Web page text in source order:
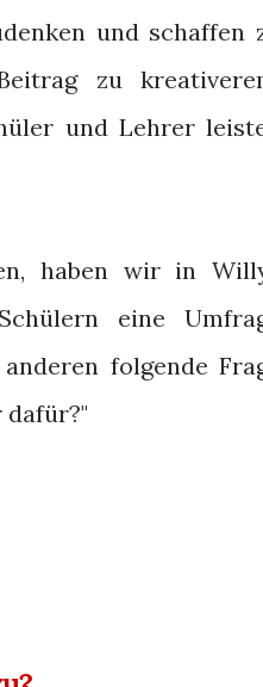
und schaffen
zu
und Lehrer
haben wir in
eine
folgende